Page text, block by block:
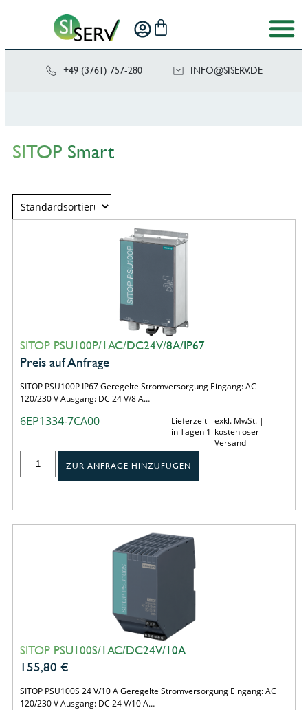
+49 (3761) 757-280 ED.VRE
SIS@OF
NI
SITOP Smart
SITOP PSU100P/1AC/DC24V/8A/IP67
Preis auf Anfrage
SITOP PSU100P IP67 Geregelte Stromversorgung Eingang: AC
120/230 V Ausgang: DC 24 V/8 A…
6EP1334-7CA00
Lieferzeit
in Tagen 1
exkl. MwSt. |
kostenloser
Versand
ZUR ANFRAGE HINZUFÜGEN
SITOP PSU100S/1AC/DC24V/10A
155,80 €
SITOP PSU100S 24 V/10 A Geregelte Stromversorgung Eingang: AC
120/230 V Ausgang: DC 24 V/10 A…